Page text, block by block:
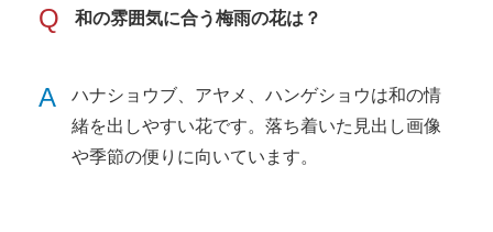
Q 和の雰囲気に合う梅雨の花は？
A
ハナショウブ、アヤメ、ハンゲショウは和の情
緒を出しやすい花です。落ち着いた見出し画像
や季節の便りに向いています。